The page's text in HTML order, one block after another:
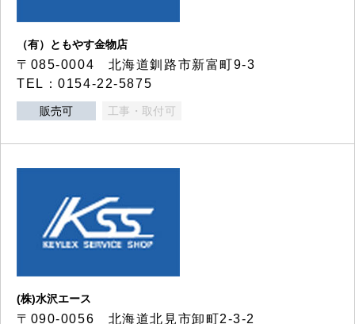
（有）ともやす金物店
〒085-0004 北海道釧路市新富町9-3
TEL：0154-22-5875
販売可 工事・取付可
(株)水沢エース
〒090-0056 北海道北見市卸町2-3-2